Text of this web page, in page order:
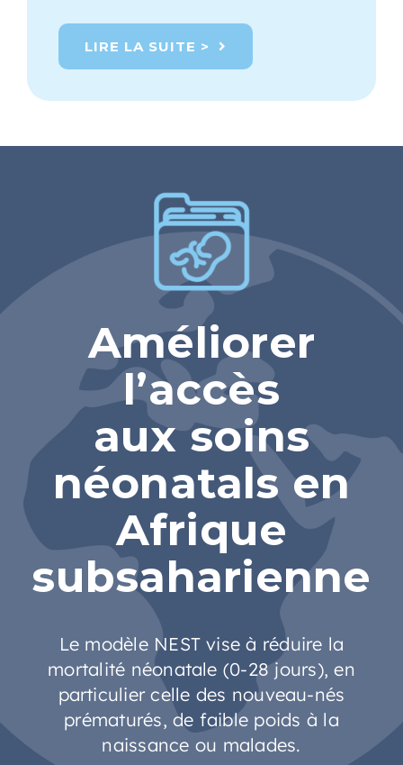
LIRE LA SUITE >
Améliorer
l’accès
aux soins
néonatals en
Afrique
subsaharienne
Le modèle NEST vise à réduire la
mortalité néonatale (0-28 jours), en
particulier celle des nouveau-nés
prématurés, de faible poids à la
naissance ou malades.